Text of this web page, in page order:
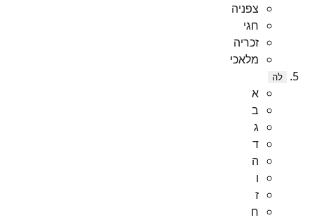
צפניה
חגי
זכריה
מלאכי
לה
א
ב
ג
ד
ה
ו
ז
ח